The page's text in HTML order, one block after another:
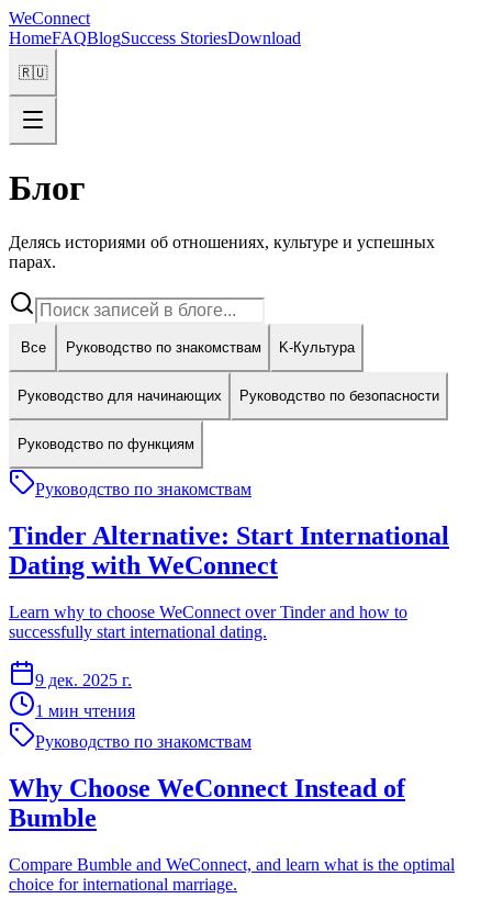
WeConnect
HomeFAQBlogSuccess StoriesDownload
🇷🇺
Блог
Делясь историями об отношениях, культуре и успешных
парах.
Все Руководство по знакомствам K-Культура
Руководство для начинающих Руководство по безопасности
Руководство по функциям
Руководство по знакомствам
Tinder Alternative: Start International
Dating with WeConnect
Learn why to choose WeConnect over Tinder and how to
successfully start international dating.
9 дек. 2025 г.
1 мин чтения
Руководство по знакомствам
Why Choose WeConnect Instead of
Bumble
Compare Bumble and WeConnect, and learn what is the optimal
choice for international marriage.